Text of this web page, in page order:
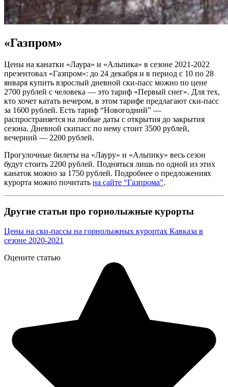
«Газпром»
Цены на канатки «Лаура» и «Альпика» в сезоне 2021-2022
презентовал «Газпром»: до 24 декабря и в период с 10 по 28
января купить взрослый дневной ски-пасс можно по цене
2700 рублей с человека — это тариф «Первый снег». Для тех,
кто хочет катать вечером, в этом тарифе предлагают ски-пасс
за 1600 рублей. Есть тариф “Новогодний” —
распространяется на любые даты с открытия до закрытия
сезона. Дневной скипасс по нему стоит 3500 рублей,
вечерний — 2200 рублей.
Прогулочные билеты на «Лауру» и «Альпику» весь сезон
будут стоить 2200 рублей. Подняться лишь по одной из этих
канаток можно за 1750 рублей. Подробнее о предложениях
курорта можно почитать на сайте “Газпрома”.
Другие статьи про горнолыжные курорты
Цены на ски-пассы на горнолыжных курортах Кавказа в
сезоне 2020-2021
Оцените статью